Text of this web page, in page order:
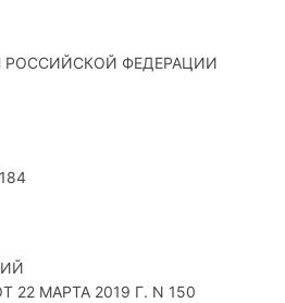
РОССИЙСКОЙ ФЕДЕРАЦИИ
МАРТА 2019 Г. N 150